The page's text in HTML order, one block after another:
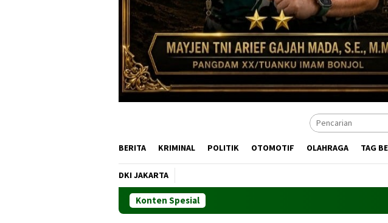
BERITA KRIMINAL POLITIK OTOMOTIF OLAHRAGA TAG
DKI JAKARTA
Konten Spesial